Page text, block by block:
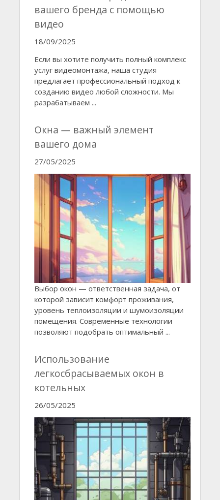
вашего бренда с помощью
видео
18/09/2025
Если вы хотите получить полный комплекс
услуг видеомонтажа, наша студия
предлагает профессиональный подход к
созданию видео любой сложности. Мы
разрабатываем ...
Окна — важный элемент
вашего дома
27/05/2025
Выбор окон — ответственная задача, от
которой зависит комфорт проживания,
уровень теплоизоляции и шумоизоляции
помещения. Современные технологии
позволяют подобрать оптимальный ...
Использование
легкосбрасываемых окон в
котельных
26/05/2025